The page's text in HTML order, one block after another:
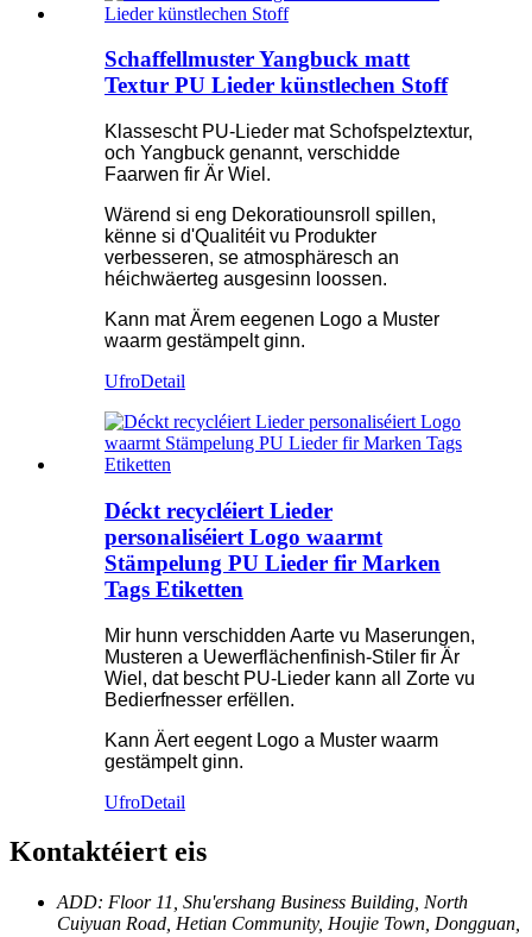
Schaffellmuster Yangbuck matt
Textur PU Lieder künstlechen Stoff
Klassescht PU-Lieder mat Schofspelztextur,
och Yangbuck genannt, verschidde
Faarwen fir Är Wiel.
Wärend si eng Dekoratiounsroll spillen,
kënne si d'Qualitéit vu Produkter
verbesseren, se atmosphäresch an
héichwäerteg ausgesinn loossen.
Kann mat Ärem eegenen Logo a Muster
waarm gestämpelt ginn.
UfroDetail
Déckt recycléiert Lieder
personaliséiert Logo waarmt
Stämpelung PU Lieder fir Marken
Tags Etiketten
Mir hunn verschidden Aarte vu Maserungen,
Musteren a Uewerflächenfinish-Stiler fir Är
Wiel, dat bescht PU-Lieder kann all Zorte vu
Bedierfnesser erfëllen.
Kann Äert eegent Logo a Muster waarm
gestämpelt ginn.
UfroDetail
Kontaktéiert eis
ADD: Floor 11, Shu'ershang Business Building, North
Cuiyuan Road, Hetian Community, Houjie Town, Dongguan,